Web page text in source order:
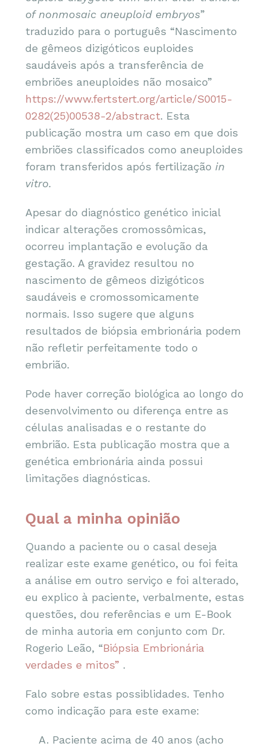
of nonmosaic aneuploid embryos”
traduzido para o português “Nascimento
de gêmeos dizigóticos euploides
saudáveis após a transferência de
embriões aneuploides não mosaico”
https://www.fertstert.org/article/S0015-
0282(25)00538-2/abstract. Esta
publicação mostra um caso em que dois
embriões classificados como aneuploides
foram transferidos após fertilização in
vitro.
Apesar do diagnóstico genético inicial
indicar alterações cromossômicas,
ocorreu implantação e evolução da
gestação. A gravidez resultou no
nascimento de gêmeos dizigóticos
saudáveis e cromossomicamente
normais. Isso sugere que alguns
resultados de biópsia embrionária podem
não refletir perfeitamente todo o
embrião.
Pode haver correção biológica ao longo do
desenvolvimento ou diferença entre as
células analisadas e o restante do
embrião. Esta publicação mostra que a
genética embrionária ainda possui
limitações diagnósticas.
Qual a minha opinião
Quando a paciente ou o casal deseja
realizar este exame genético, ou foi feita
a análise em outro serviço e foi alterado,
eu explico à paciente, verbalmente, estas
questões, dou referências e um E-Book
de minha autoria em conjunto com Dr.
Rogerio Leão, “Biópsia Embrionária
verdades e mitos” .
Falo sobre estas possiblidades. Tenho
como indicação para este exame:
Paciente acima de 40 anos (acho